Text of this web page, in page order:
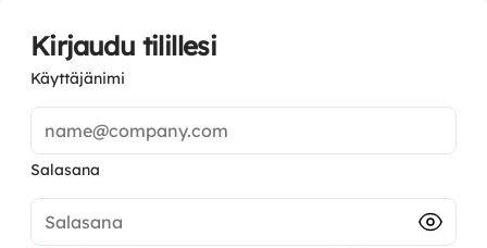
Kirjaudu tilillesi
Käyttäjänimi
name@company.com
Salasana
Salasana